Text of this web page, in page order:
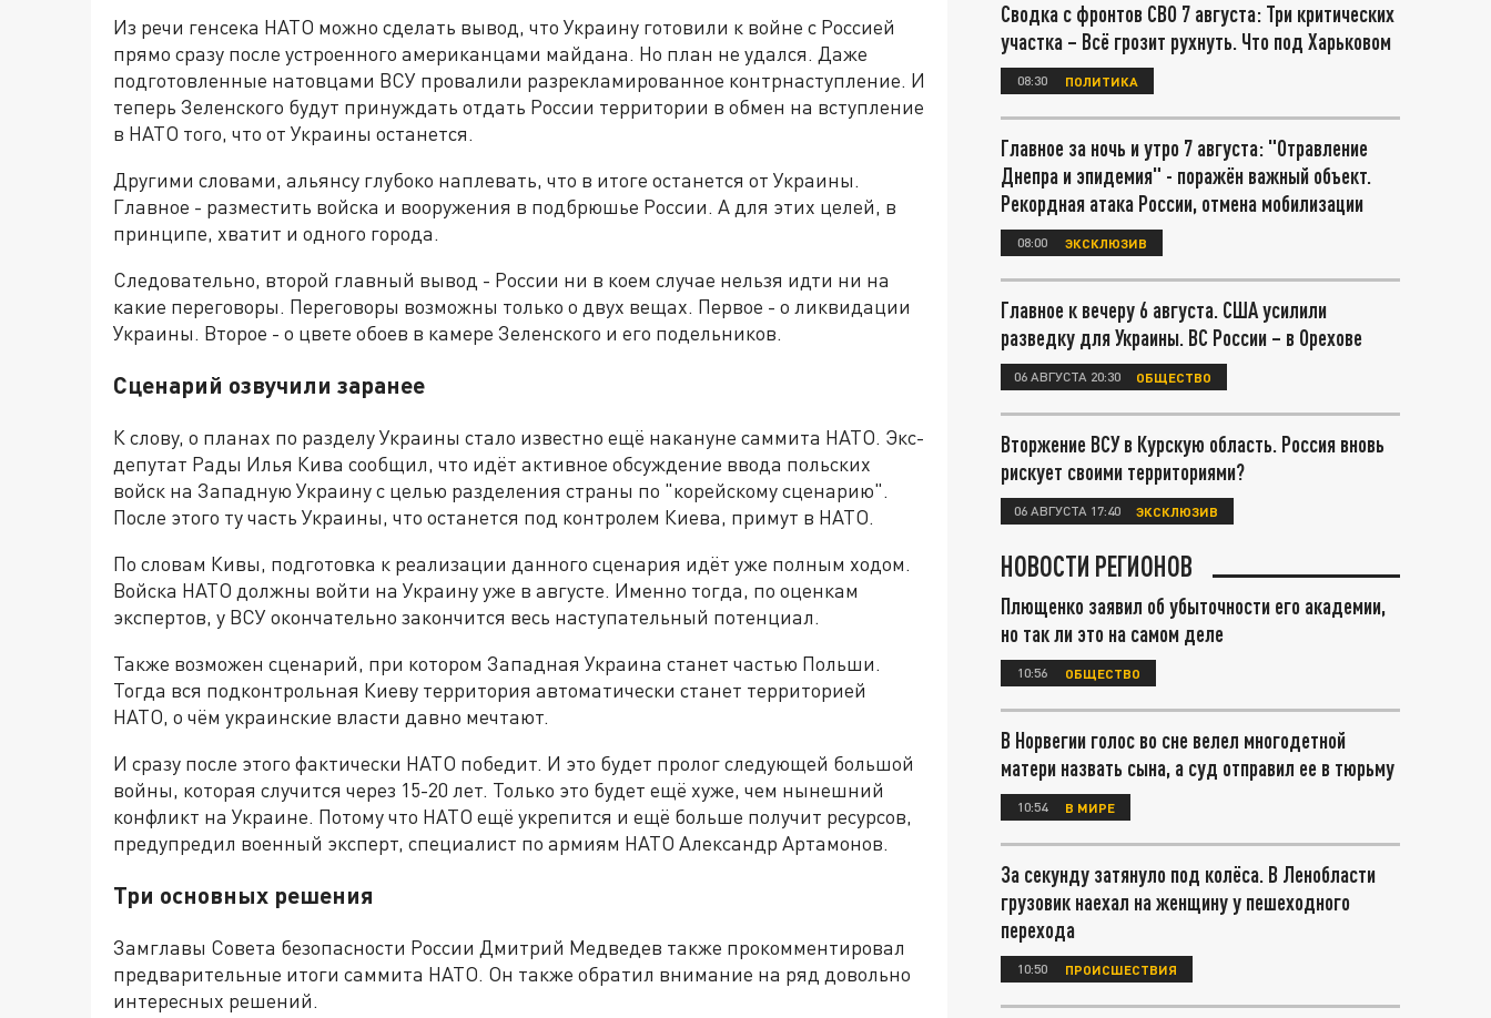
Из речи генсека НАТО можно сделать вывод, что Украину готовили к войне с Россией
прямо сразу после устроенного американцами майдана. Но план не удался. Даже
подготовленные натовцами ВСУ провалили разрекламированное контрнаступление. И
теперь Зеленского будут принуждать отдать России территории в обмен на вступление
в НАТО того, что от Украины останется.
Другими словами, альянсу глубоко наплевать, что в итоге останется от Украины.
Главное - разместить войска и вооружения в подбрюшье России. А для этих целей, в
принципе, хватит и одного города.
Следовательно, второй главный вывод - России ни в коем случае нельзя идти ни на
какие переговоры. Переговоры возможны только о двух вещах. Первое - о ликвидации
Украины. Второе - о цвете обоев в камере Зеленского и его подельников.
Сценарий озвучили заранее
К слову, о планах по разделу Украины стало известно ещё накануне саммита НАТО. Экс-
депутат Рады Илья Кива сообщил, что идёт активное обсуждение ввода польских
войск на Западную Украину с целью разделения страны по "корейскому сценарию".
После этого ту часть Украины, что останется под контролем Киева, примут в НАТО.
По словам Кивы, подготовка к реализации данного сценария идёт уже полным ходом.
Войска НАТО должны войти на Украину уже в августе. Именно тогда, по оценкам
экспертов, у ВСУ окончательно закончится весь наступательный потенциал.
Также возможен сценарий, при котором Западная Украина станет частью Польши.
Тогда вся подконтрольная Киеву территория автоматически станет территорией
НАТО, о чём украинские власти давно мечтают.
И сразу после этого фактически НАТО победит. И это будет пролог следующей большой
войны, которая случится через 15-20 лет. Только это будет ещё хуже, чем нынешний
конфликт на Украине. Потому что НАТО ещё укрепится и ещё больше получит ресурсов,
предупредил военный эксперт, специалист по армиям НАТО Александр Артамонов.
Три основных решения
Замглавы Совета безопасности России Дмитрий Медведев также прокомментировал
предварительные итоги саммита НАТО. Он также обратил внимание на ряд довольно
интересных решений.
Сводка с фронтов СВО 7 августа: Три критических
участка – Всё грозит рухнуть. Что под Харьковом
08:30 ПОЛИТИКА
Главное за ночь и утро 7 августа: "Отравление
Днепра и эпидемия" - поражён важный объект.
Рекордная атака России, отмена мобилизации
08:00 ЭКСКЛЮЗИВ
Главное к вечеру 6 августа. США усилили
разведку для Украины. ВС России – в Орехове
06 АВГУСТА 20:30 ОБЩЕСТВО
Вторжение ВСУ в Курскую область. Россия вновь
рискует своими территориями?
06 АВГУСТА 17:40 ЭКСКЛЮЗИВ
НОВОСТИ РЕГИОНОВ
Плющенко заявил об убыточности его академии,
но так ли это на самом деле
10:56 ОБЩЕСТВО
В Норвегии голос во сне велел многодетной
матери назвать сына, а суд отправил ее в тюрьму
10:54 В МИРЕ
За секунду затянуло под колёса. В Ленобласти
грузовик наехал на женщину у пешеходного
перехода
10:50 ПРОИСШЕСТВИЯ